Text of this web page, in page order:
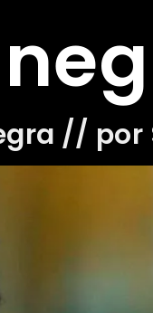
// por